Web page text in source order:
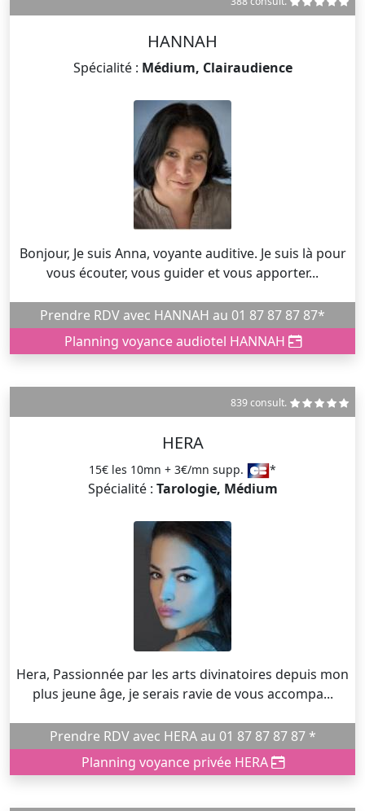
HANNAH
Spécialité : Médium, Clairaudience
Bonjour, Je suis Anna, voyante auditive. Je suis là pour
vous écouter, vous guider et vous apporter...
Prendre RDV avec HANNAH au 01 87 87 87 87*
Planning voyance audiotel HANNAH
839 consult.
HERA
15€ les 10mn + 3€/mn supp. *
Spécialité : Tarologie, Médium
Hera, Passionnée par les arts divinatoires depuis mon
plus jeune âge, je serais ravie de vous accompa...
Prendre RDV avec HERA au 01 87 87 87 87 *
Planning voyance privée HERA